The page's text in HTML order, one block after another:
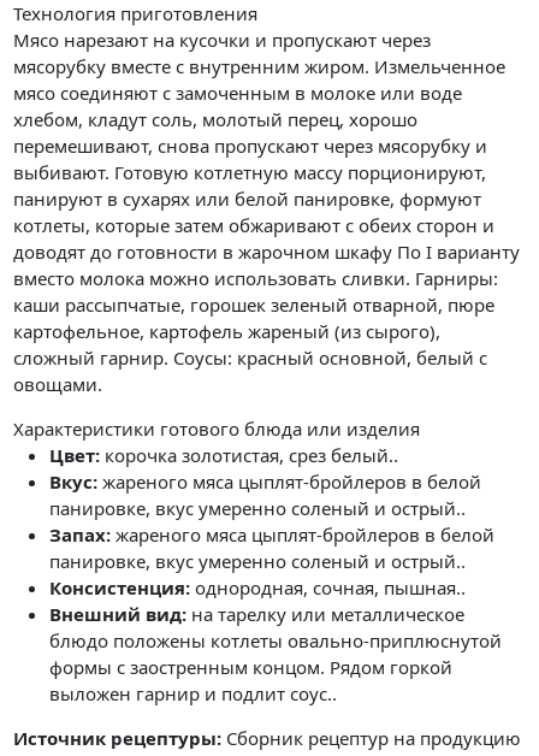
Технология приготовления
Мясо нарезают на кусочки и пропускают через
мясорубку вместе с внутренним жиром. Измельченное
мясо соединяют с замоченным в молоке или воде
хлебом, кладут соль, молотый перец, хорошо
перемешивают, снова пропускают через мясорубку и
выбивают. Готовую котлетную массу порционируют,
панируют в сухарях или белой панировке, формуют
котлеты, которые затем обжаривают с обеих сторон и
доводят до готовности в жарочном шкафу По I варианту
вместо молока можно использовать сливки. Гарниры:
каши рассыпчатые, горошек зеленый отварной, пюре
картофельное, картофель жареный (из сырого),
сложный гарнир. Соусы: красный основной, белый с
овощами.
Характеристики готового блюда или изделия
Цвет: корочка золотистая, срез белый..
Вкус: жареного мяса цыплят-бройлеров в белой
панировке, вкус умеренно соленый и острый..
Запах: жареного мяса цыплят-бройлеров в белой
панировке, вкус умеренно соленый и острый..
Консистенция: однородная, сочная, пышная..
Внешний вид: на тарелку или металлическое
блюдо положены котлеты овально-приплюснутой
формы с заостренным концом. Рядом горкой
выложен гарнир и подлит соус..
Источник рецептуры: Сборник рецептур на продукцию